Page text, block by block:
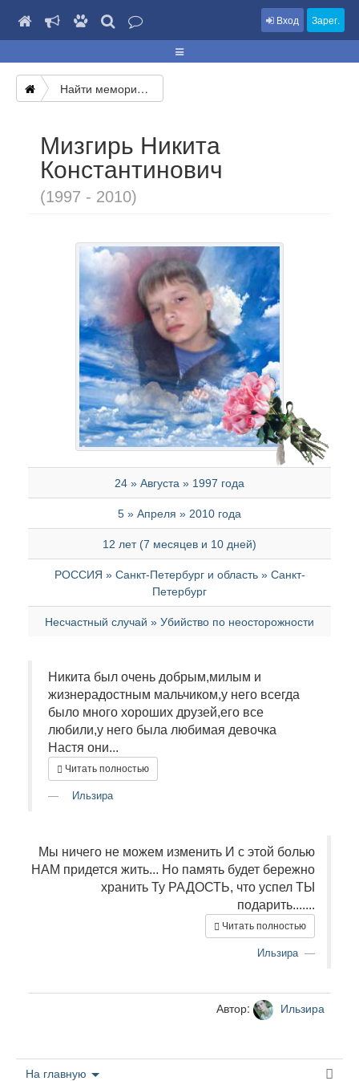
Вход Зарег.
Найти мемориал
Мизгирь Никита
Константинович
(1997 - 2010)
24 » Августа » 1997 года
5 » Апреля » 2010 года
12 лет (7 месяцев и 10 дней)
РОССИЯ » Санкт-Петербург и область » Санкт-
Петербург
Несчастный случай » Убийство по неосторожности
Никита был очень добрым,милым и
жизнерадостным мальчиком,у него всегда
было много хороших друзей,его все
любили,у него была любимая девочка
Настя они...
Читать полностью
Ильзира
Мы ничего не можем изменить И с этой болью
НАМ придется жить... Но память будет бережно
хранить Ту РАДОСТЬ, что успел ТЫ
подарить.......
Читать полностью
Ильзира
Автор: Ильзира
На главную